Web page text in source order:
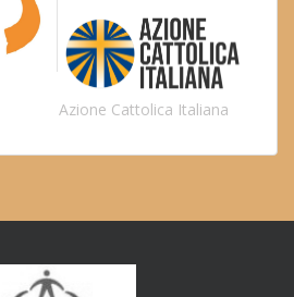
Azione Cattolica Italiana